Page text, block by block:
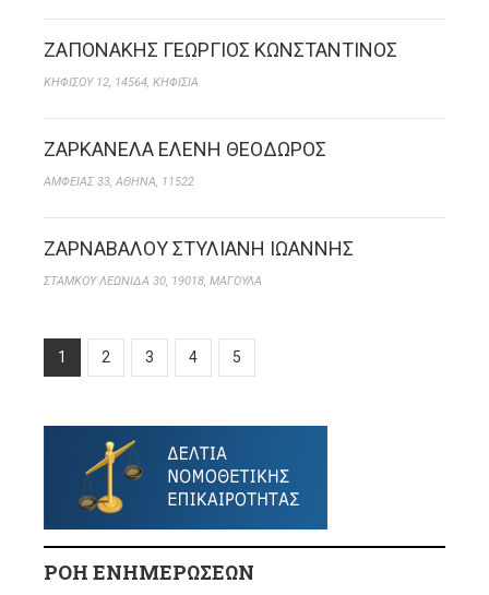
ΖΑΠΟΝΑΚΗΣ ΓΕΩΡΓΙΟΣ ΚΩΝΣΤΑΝΤΙΝΟΣ
ΚΗΦΙΣΟΥ 12, 14564, ΚΗΦΙΣΙΑ
ΖΑΡΚΑΝΕΛΑ ΕΛΕΝΗ ΘΕΟΔΩΡΟΣ
ΑΜΦΕΙΑΣ 33, ΑΘΗΝΑ, 11522
ΖΑΡΝΑΒΑΛΟΥ ΣΤΥΛΙΑΝΗ ΙΩΑΝΝΗΣ
ΣΤΑΜΚΟΥ ΛΕΩΝΙΔΑ 30, 19018, ΜΑΓΟΥΛΑ
1 2 3 4 5
ΡΟΗ ΕΝΗΜΕΡΩΣΕΩΝ